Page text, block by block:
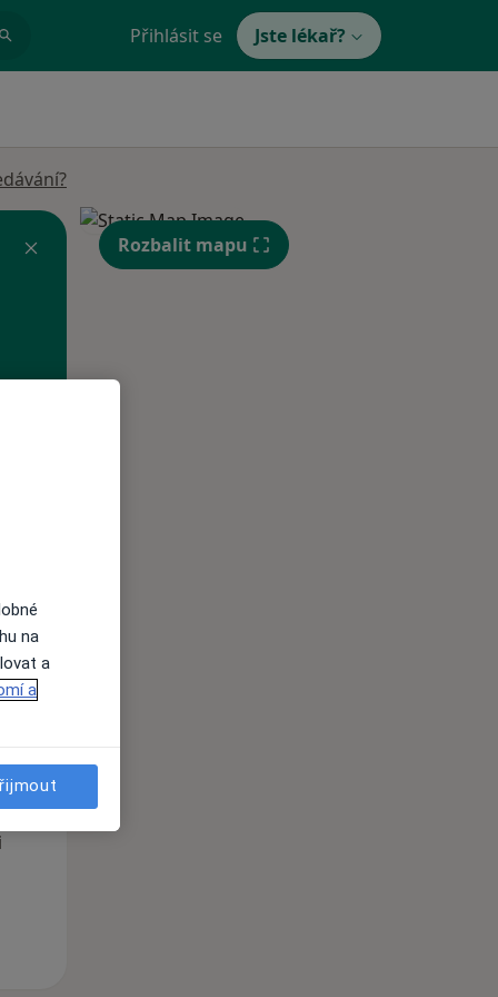
Přihlásit se Jste lékař?
10 Srpen
Rozbalit mapu
na
a
a